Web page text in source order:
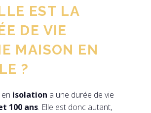
EST LA
DE VIE
MAISON EN
?
en isolation a une durée de vie
100 ans. Elle est donc autant,